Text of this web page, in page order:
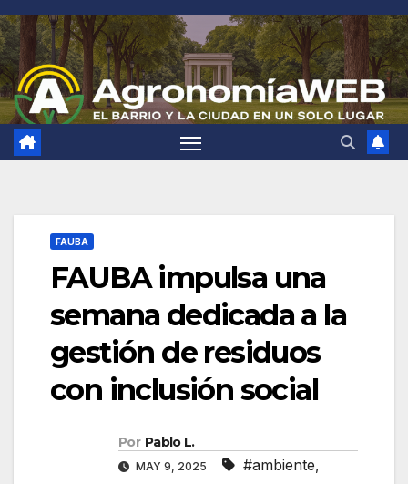
Saltar
al
contenido
FAUBA
FAUBA impulsa una
semana dedicada a la
gestión de residuos
con inclusión social
Por Pablo L.
MAY 9, 2025 #ambiente,